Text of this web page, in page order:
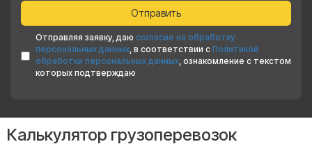
Отправляя заявку, даю согласие на обработку
персональных данных, в соответствии с Политикой
обработки персональных данных, ознакомление с текстом
которых подтверждаю
Калькулятор грузоперевозок